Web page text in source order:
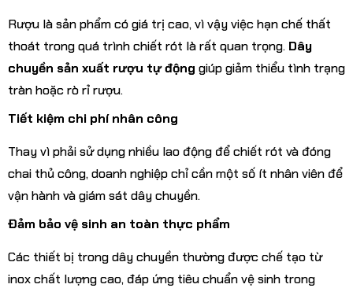
Rượu là sản phẩm có giá trị cao, vì vậy việc hạn chế thất
thoát trong quá trình chiết rót là rất quan trọng. Dây
chuyền sản xuất rượu tự động giúp giảm thiểu tình trạng
tràn hoặc rò rỉ rượu.
Tiết kiệm chi phí nhân công
Thay vì phải sử dụng nhiều lao động để chiết rót và đóng
chai thủ công, doanh nghiệp chỉ cần một số ít nhân viên để
vận hành và giám sát dây chuyền.
Đảm bảo vệ sinh an toàn thực phẩm
Các thiết bị trong dây chuyền thường được chế tạo từ
inox chất lượng cao, đáp ứng tiêu chuẩn vệ sinh trong